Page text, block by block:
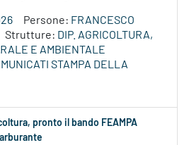
Persone: FRANCESCO
Strutture: DIP. AGRICOLTURA,
E AMBIENTALE
STAMPA DELLA
pronto il bando FEAMPA